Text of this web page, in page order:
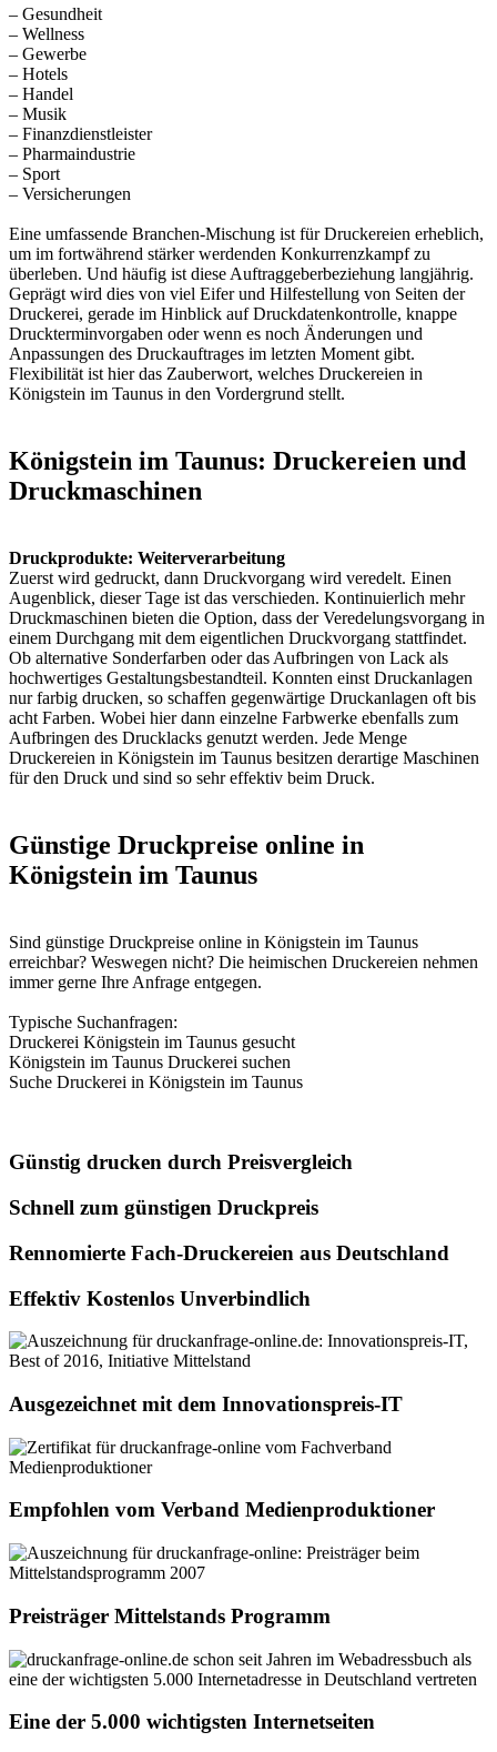
– Gesundheit
– Wellness
– Gewerbe
– Hotels
– Handel
– Musik
– Finanzdienstleister
– Pharmaindustrie
– Sport
– Versicherungen
Eine umfassende Branchen-Mischung ist für Druckereien erheblich,
um im fortwährend stärker werdenden Konkurrenzkampf zu
überleben. Und häufig ist diese Auftraggeberbeziehung langjährig.
Geprägt wird dies von viel Eifer und Hilfestellung von Seiten der
Druckerei, gerade im Hinblick auf Druckdatenkontrolle, knappe
Druckterminvorgaben oder wenn es noch Änderungen und
Anpassungen des Druckauftrages im letzten Moment gibt.
Flexibilität ist hier das Zauberwort, welches Druckereien in
Königstein im Taunus in den Vordergrund stellt.
Königstein im Taunus: Druckereien und
Druckmaschinen
Druckprodukte: Weiterverarbeitung
Zuerst wird gedruckt, dann Druckvorgang wird veredelt. Einen
Augenblick, dieser Tage ist das verschieden. Kontinuierlich mehr
Druckmaschinen bieten die Option, dass der Veredelungsvorgang in
einem Durchgang mit dem eigentlichen Druckvorgang stattfindet.
Ob alternative Sonderfarben oder das Aufbringen von Lack als
hochwertiges Gestaltungsbestandteil. Konnten einst Druckanlagen
nur farbig drucken, so schaffen gegenwärtige Druckanlagen oft bis
acht Farben. Wobei hier dann einzelne Farbwerke ebenfalls zum
Aufbringen des Drucklacks genutzt werden. Jede Menge
Druckereien in Königstein im Taunus besitzen derartige Maschinen
für den Druck und sind so sehr effektiv beim Druck.
Günstige Druckpreise online in
Königstein im Taunus
Sind günstige Druckpreise online in Königstein im Taunus
erreichbar? Weswegen nicht? Die heimischen Druckereien nehmen
immer gerne Ihre Anfrage entgegen.
Typische Suchanfragen:
Druckerei Königstein im Taunus gesucht
Königstein im Taunus Druckerei suchen
Suche Druckerei in Königstein im Taunus
Günstig drucken durch Preisvergleich
Schnell zum günstigen Druckpreis
Rennomierte Fach-Druckereien aus Deutschland
Effektiv Kostenlos Unverbindlich
Ausgezeichnet mit dem Innovationspreis-IT
Empfohlen vom Verband Medienproduktioner
Preisträger Mittelstands Programm
Eine der 5.000 wichtigsten Internetseiten